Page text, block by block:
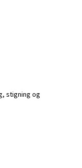
stigning og